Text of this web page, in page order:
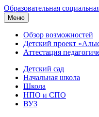
Образовательная
Меню
Обзор возможностей
Детский проект
Аттестация
Детский сад
Начальная школа
Школа
НПО и СПО
ВУЗ